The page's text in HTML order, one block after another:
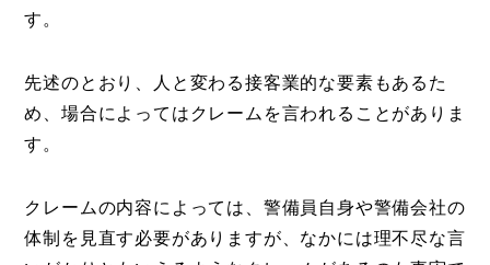
す。
先述のとおり、人と変わる接客業的な要素もあるた
め、場合によってはクレームを言われることがありま
す。
クレームの内容によっては、警備員自身や警備会社の
体制を見直す必要がありますが、なかには理不尽な言